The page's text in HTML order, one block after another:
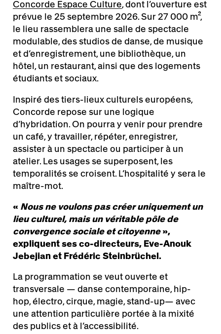
Concorde Espace Culture, dont l’ouverture est
prévue le 25 septembre 2026. Sur 27 000 m²,
le lieu rassemblera une salle de spectacle
modulable, des studios de danse, de musique
et d’enregistrement, une bibliothèque, un
hôtel, un restaurant, ainsi que des logements
étudiants et sociaux.
Inspiré des tiers-lieux culturels européens,
Concorde repose sur une logique
d’hybridation. On pourra y venir pour prendre
un café, y travailler, répéter, enregistrer,
assister à un spectacle ou participer à un
atelier. Les usages se superposent, les
temporalités se croisent. L’hospitalité y sera le
maître-mot.
« Nous ne voulons pas créer uniquement un
lieu culturel, mais un véritable pôle de
convergence sociale et citoyenne»,
expliquent ses co-directeurs, Eve-Anouk
Jebejian et Frédéric Steinbrüchel.
La programmation se veut ouverte et
transversale — danse contemporaine, hip-
hop, électro, cirque, magie, stand-up— avec
une attention particulière portée à la mixité
des publics et à l’accessibilité.